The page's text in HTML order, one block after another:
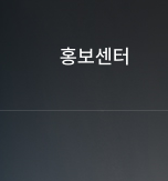
홍보센터